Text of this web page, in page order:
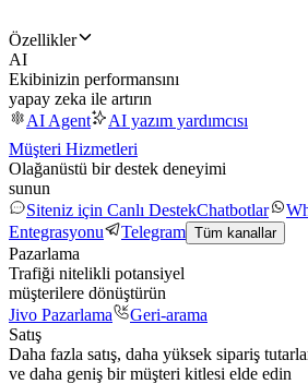
Özellikler
AI
Ekibinizin performansını
yapay zeka ile artırın
AI Agent
AI yazım yardımcısı
Müşteri Hizmetleri
Olağanüstü bir destek deneyimi
sunun
Siteniz için Canlı DestekChatbotlar
Entegrasyonu
Telegram Tüm kanallar
Pazarlama
Trafiği nitelikli potansiyel
müşterilere dönüştürün
Jivo Pazarlama
Geri-arama
Satış
Daha fazla satış, daha yüksek sipariş
ve daha geniş bir müşteri kitlesi elde edin